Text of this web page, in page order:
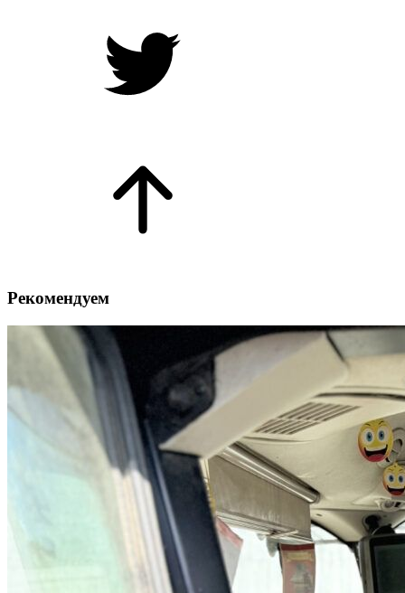
Рекомендуем